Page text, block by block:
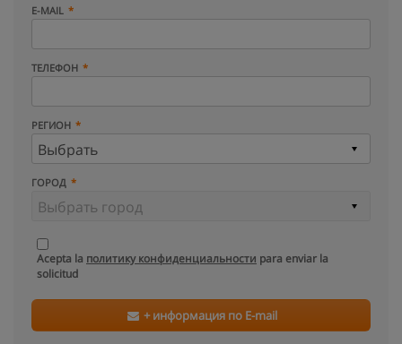
E-MAIL
ТЕЛЕФОН
РЕГИОН
ГОРОД
Acepta la политику конфиденциальности para enviar la
solicitud
+ информация по E-mail